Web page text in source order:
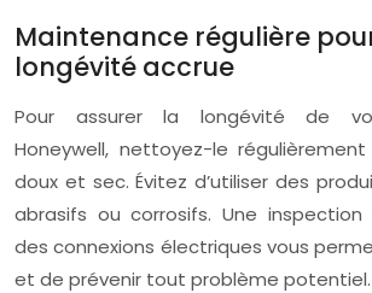
Maintenance régulière
longévité accrue
Pour assurer la longévité de
Honeywell, nettoyez-le
doux et sec. Évitez d’utiliser des
abrasifs ou corrosifs. Une inspection
des connexions électriques vous
et de prévenir tout problème potentiel.